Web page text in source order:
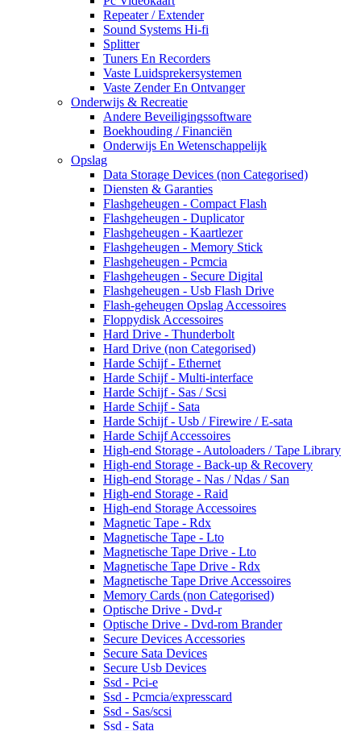
Repeater / Extender
Sound Systems Hi-fi
Splitter
Tuners En Recorders
Vaste Luidsprekersystemen
Vaste Zender En Ontvanger
Onderwijs & Recreatie
Andere Beveiligingssoftware
Boekhouding / Financiën
Onderwijs En Wetenschappelijk
Opslag
Data Storage Devices (non Categorised)
Diensten & Garanties
Flashgeheugen - Compact Flash
Flashgeheugen - Duplicator
Flashgeheugen - Kaartlezer
Flashgeheugen - Memory Stick
Flashgeheugen - Pcmcia
Flashgeheugen - Secure Digital
Flashgeheugen - Usb Flash Drive
Flash-geheugen Opslag Accessoires
Floppydisk Accessoires
Hard Drive - Thunderbolt
Hard Drive (non Categorised)
Harde Schijf - Ethernet
Harde Schijf - Multi-interface
Harde Schijf - Sas / Scsi
Harde Schijf - Sata
Harde Schijf - Usb / Firewire / E-sata
Harde Schijf Accessoires
High-end Storage - Autoloaders / Tape Library
High-end Storage - Back-up & Recovery
High-end Storage - Nas / Ndas / San
High-end Storage - Raid
High-end Storage Accessoires
Magnetic Tape - Rdx
Magnetische Tape - Lto
Magnetische Tape Drive - Lto
Magnetische Tape Drive - Rdx
Magnetische Tape Drive Accessoires
Memory Cards (non Categorised)
Optische Drive - Dvd-r
Optische Drive - Dvd-rom Brander
Secure Devices Accessories
Secure Sata Devices
Secure Usb Devices
Ssd - Pci-e
Ssd - Pcmcia/expresscard
Ssd - Sas/scsi
Ssd - Sata